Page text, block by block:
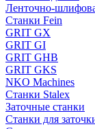
Ленточно-
Станки Fein
GRIT GX
GRIT GI
GRIT GHB
GRIT GKS
NKO Machines
Станки Stalex
Заточные станки
Станки для